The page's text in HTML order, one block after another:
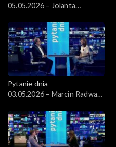
05.05.2026 – Jolanta
Pytanie dnia
03.05.2026 – Marcin Radwan-